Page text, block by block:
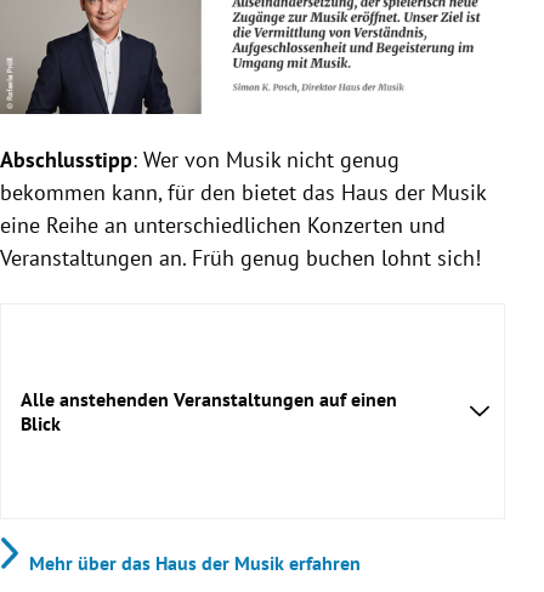
Abschlusstipp: Wer von Musik nicht genug
bekommen kann, für den bietet das Haus der Musik
eine Reihe an unterschiedlichen Konzerten und
Veranstaltungen an. Früh genug buchen lohnt sich!
Alle anstehenden Veranstaltungen auf einen
Blick
Mehr über das Haus der Musik erfahren